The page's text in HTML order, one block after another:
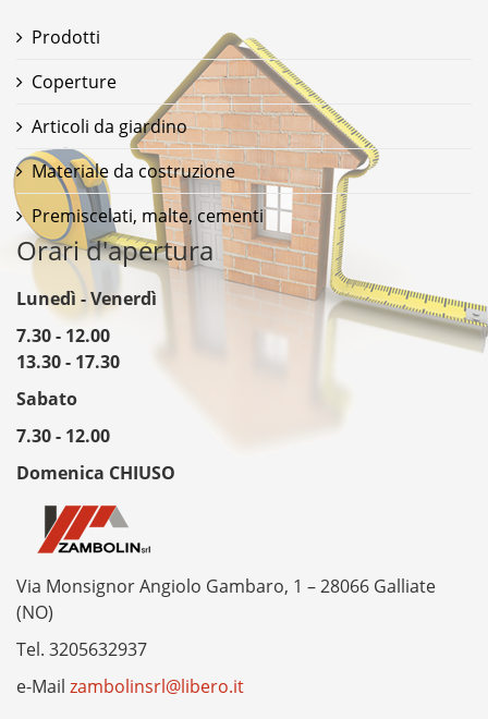
Prodotti
Coperture
Articoli da giardino
Materiale da costruzione
Premiscelati, malte, cementi
Orari d'apertura
Lunedì - Venerdì
7.30 - 12.00
13.30 - 17.30
Sabato
7.30 - 12.00
Domenica CHIUSO
Via Monsignor Angiolo Gambaro, 1 – 28066 Galliate
(NO)
Tel. 3205632937
e-Mail zambolinsrl@libero.it